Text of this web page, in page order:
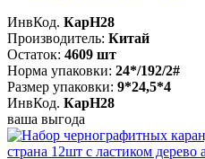
ИнвКод. КарН28
Производитель: Китай
Остаток: 4609 шт
Норма упаковки: 24*/192/2#
Размер упаковки: 9*24,5*4
ИнвКод. КарН28
ваша выгода